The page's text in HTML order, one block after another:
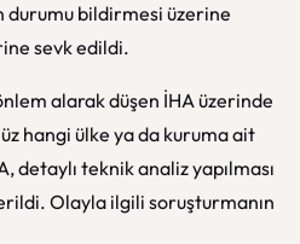
durumu bildirmesi üzerine
sevk edildi.
alarak düşen İHA üzerinde
hangi ülke ya da kuruma ait
detaylı teknik analiz yapılması
Olayla ilgili soruşturmanın